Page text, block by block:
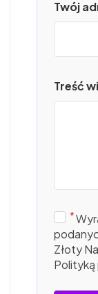
Twój
Treść
Złoty